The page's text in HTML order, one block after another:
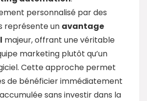
personnalisé par des
représente un avantage
majeur, offrant une véritable
marketing plutôt qu’un
Cette approche permet
de bénéficier immédiatement
sans investir dans la